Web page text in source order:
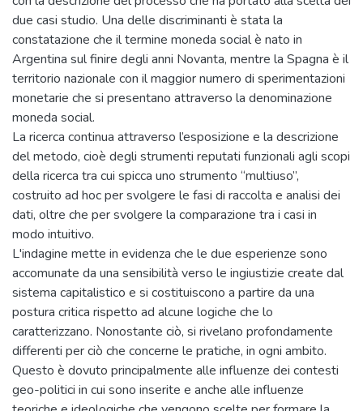
due casi studio. Una delle discriminanti è stata la
constatazione che il termine moneda social è nato in
Argentina sul finire degli anni Novanta, mentre la Spagna è il
territorio nazionale con il maggior numero di sperimentazioni
monetarie che si presentano attraverso la denominazione
moneda social.
La ricerca continua attraverso l’esposizione e la descrizione
del metodo, cioè degli strumenti reputati funzionali agli scopi
della ricerca tra cui spicca uno strumento “multiuso”,
costruito ad hoc per svolgere le fasi di raccolta e analisi dei
dati, oltre che per svolgere la comparazione tra i casi in
modo intuitivo.
L'indagine mette in evidenza che le due esperienze sono
accomunate da una sensibilità verso le ingiustizie create dal
sistema capitalistico e si costituiscono a partire da una
postura critica rispetto ad alcune logiche che lo
caratterizzano. Nonostante ciò, si rivelano profondamente
differenti per ciò che concerne le pratiche, in ogni ambito.
Questo è dovuto principalmente alle influenze dei contesti
geo-politici in cui sono inserite e anche alle influenze